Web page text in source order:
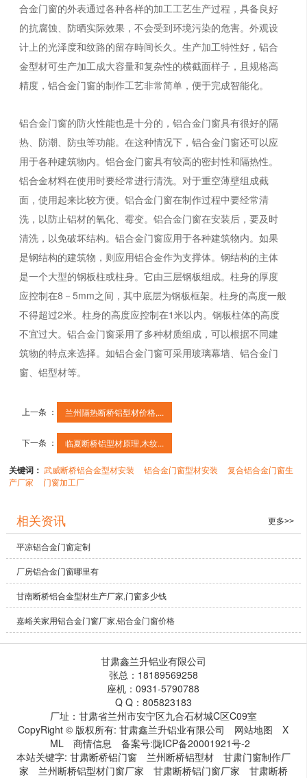
合金门窗的外表通过各种各样的加工工艺生产过程，具备良好
的抗腐蚀、防晒实际效果，不会受到环境污染的危害。外观设
计上的光泽度和纹路的留存時间长久。生产加工特性好，铝合
金型材可生产加工成大容量和复杂性的横截面样子，且规格高
精度，铝合金门窗的制作工艺非常简单，便于完成智能化。
铝合金门窗的防火性能也是十分的，铝合金门窗具有很好的隔
热、防潮、防虫等功能。在这种情况下，铝合金门窗还可以应
用于各种建筑物内。铝合金门窗具有较高的密封性和隔热性。
铝合金材料在使用时要经常进行清洗。对于重空薄壁组成截
面，使用起来比较方便。铝合金门窗在制作过程中要经常清
洗，以防止铝材的氧化、霉变。铝合金门窗在安装后，要及时
清洗，以免破坏结构。铝合金门窗应用于各种建筑物内。如果
是钢结构的建筑物，则应用铝合金作为支撑体。钢结构的主体
是一个大型的钢板柱或柱身。它由三层钢板组成。柱身的厚度
应控制在8－5mm之间，其中底层为钢板框架。柱身的高度一般
不得超过2米。柱身的高度应控制在1米以内。钢板柱体的高度
不宜过大。铝合金门窗采用了多种材质组成，可以根据不同建
筑物的特点来选择。如铝合金门窗可采用玻璃幕墙、铝合金门
窗、铝型材等。
上一条 ： 兰州隔热断桥铝型材价格,...
下一条 ： 临夏断桥铝型材原理,木纹...
关键词：武威断桥铝合金型材安装 铝合金门窗型材安装
复合铝合金门窗生
产厂家
门窗加工厂
相关资讯 更多>>
平凉铝合金门窗定制
厂房铝合金门窗哪里有
甘南断桥铝合金型材生产厂家,门窗多少钱
嘉峪关家用铝合金门窗厂家,铝合金门窗价格
甘肃鑫兰升铝业有限公司
张总：18189569258
座机：0931-5790788
Q Q：805823183
厂址：甘肃省兰州市安宁区九合石材城C区C09室
CopyRight © 版权所有:甘肃鑫兰升铝业有限公司 网站地图
X
ML
商情信息 备案号:陇ICP备20001921号-2
本站关键字: 甘肃断桥铝门窗 兰州断桥铝型材
甘肃门窗制作厂
家
兰州断桥铝型材门窗厂家 甘肃断桥铝门窗厂家
甘肃断桥